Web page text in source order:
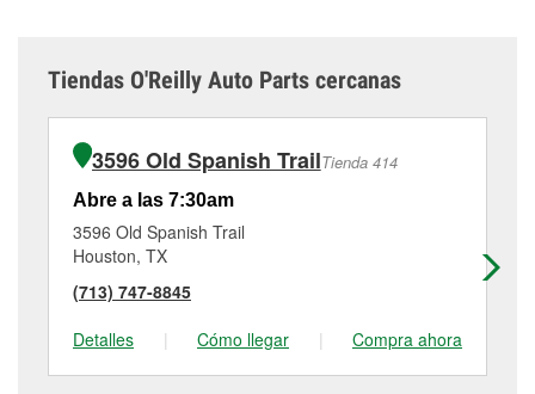
Tiendas O'Reilly Auto Parts cercanas
3596 Old Spanish TrailTienda 414
Abre a las 7:30am
3596 Old Spanish Trail
Houston, TX
(713) 747-8845
Detalles
| Cómo llegar | Compra ahora